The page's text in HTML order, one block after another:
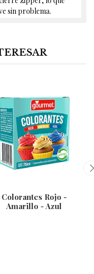
sin problema.
Colorantes Rojo -
Amarillo - Azul